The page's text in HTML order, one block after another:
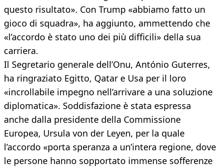
questo risultato». Con Trump «abbiamo fatto un
gioco di squadra», ha aggiunto, ammettendo che
«l’accordo è stato uno dei più difficili» della sua
carriera.
Il Segretario generale dell’Onu, António Guterres,
ha ringraziato Egitto, Qatar e Usa per il loro
«incrollabile impegno nell’arrivare a una soluzione
diplomatica». Soddisfazione è stata espressa
anche dalla presidente della Commissione
Europea, Ursula von der Leyen, per la quale
l’accordo «porta speranza a un’intera regione, dove
le persone hanno sopportato immense sofferenze